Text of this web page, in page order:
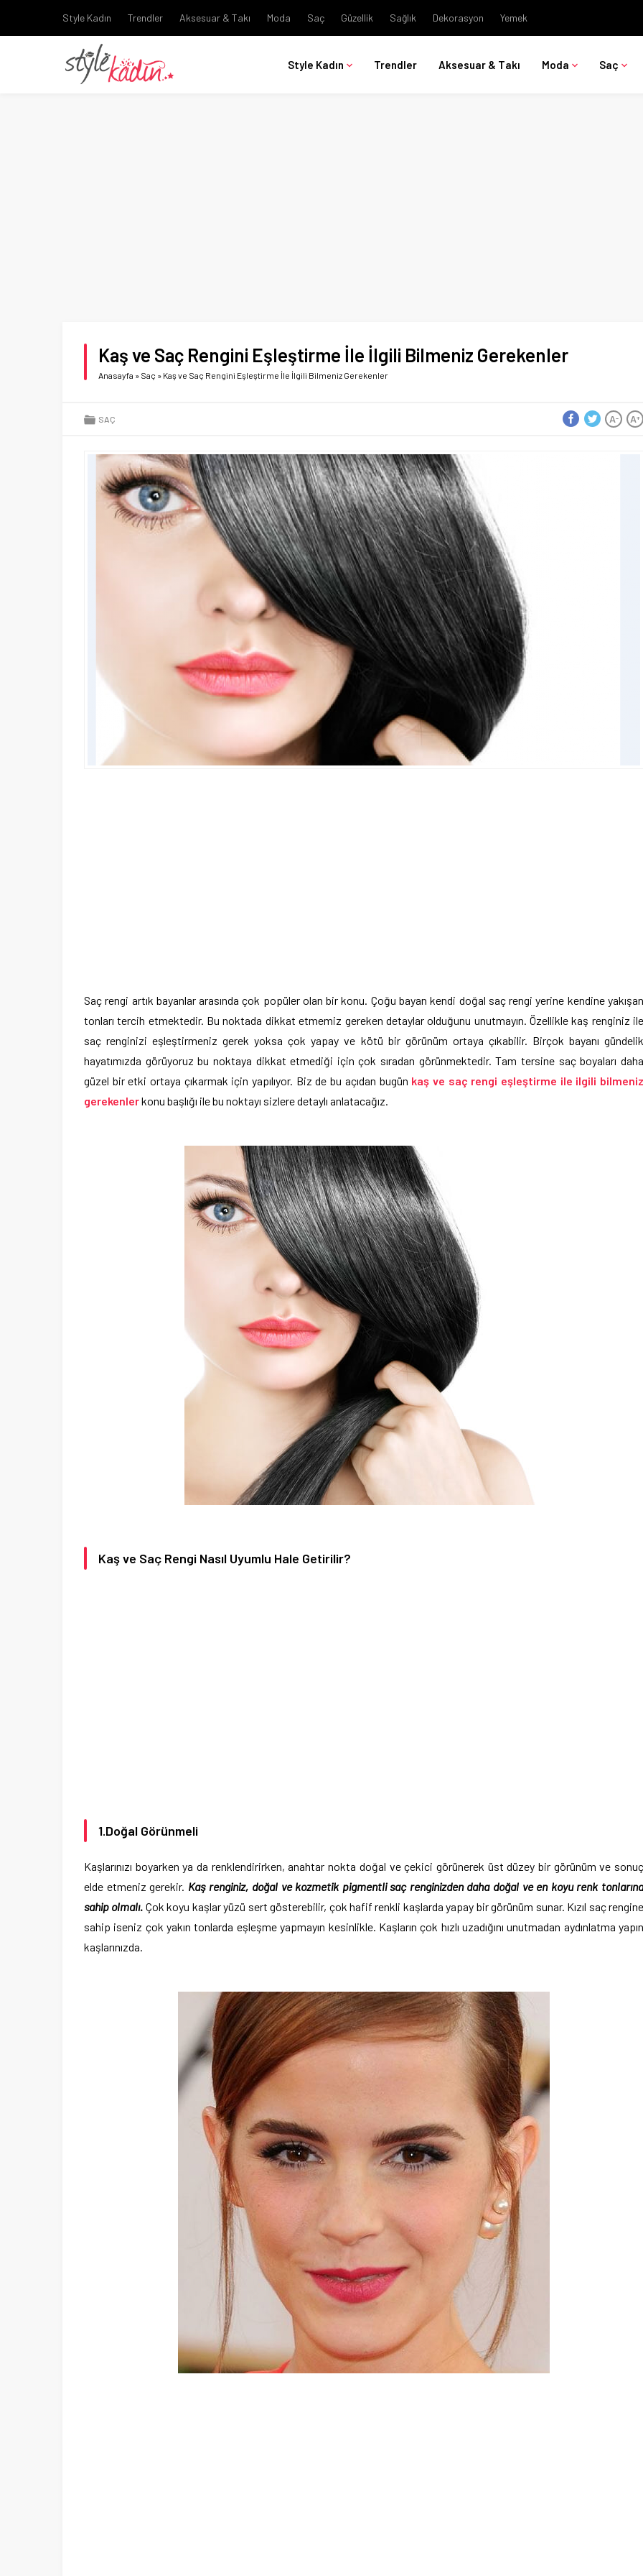
Style Kadın Trendler Aksesuar & Takı Moda Saç Güzellik Sağlık Dekorasyon Yemek
Style Kadın Trendler Aksesuar & Takı Moda Saç
Kaş ve Saç Rengini Eşleştirme İle İlgili Bilmeniz Gerekenler
Anasayfa » Saç » Kaş ve Saç Rengini Eşleştirme İle İlgili Bilmeniz Gerekenler
SAÇ A+
A-
Saç rengi artık bayanlar arasında çok popüler olan bir konu. Çoğu bayan kendi doğal saç rengi yerine kendine yakışan
tonları tercih etmektedir. Bu noktada dikkat etmemiz gereken detaylar olduğunu unutmayın. Özellikle kaş renginiz ile
saç renginizi eşleştirmeniz gerek yoksa çok yapay ve kötü bir görünüm ortaya çıkabilir. Birçok bayanı gündelik
hayatımızda görüyoruz bu noktaya dikkat etmediği için çok sıradan görünmektedir. Tam tersine saç boyaları daha
güzel bir etki ortaya çıkarmak için yapılıyor. Biz de bu açıdan bugün kaş ve saç rengi eşleştirme ile ilgili bilmeniz
gerekenlerkonu başlığı ile bu noktayı sizlere detaylı anlatacağız.
Kaş ve Saç Rengi Nasıl Uyumlu Hale Getirilir?
1.Doğal Görünmeli
Kaşlarınızı boyarken ya da renklendirirken, anahtar nokta doğal ve çekici görünerek üst düzey bir görünüm ve sonuç
elde etmeniz gerekir. Kaş renginiz, doğal ve kozmetik pigmentli saç renginizden daha doğal ve en koyu renk
sahip olmalı. Çok koyu kaşlar yüzü sert gösterebilir, çok hafif renkli kaşlarda yapay bir görünüm sunar. Kızıl saç rengine
sahip iseniz çok yakın tonlarda eşleşme yapmayın kesinlikle. Kaşların çok hızlı uzadığını unutmadan aydınlatma yapın
kaşlarınızda.